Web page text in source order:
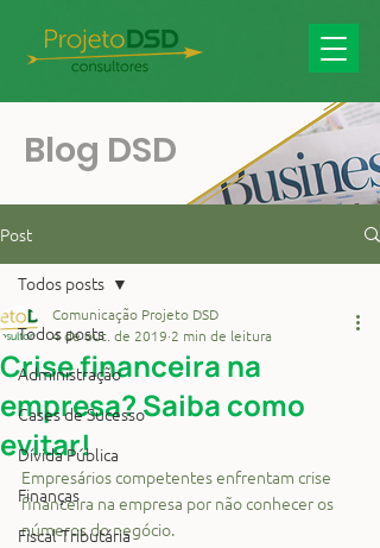
Blog DSD
Post
Todos posts
Administração
Cases de Sucesso
Dívida Pública
Finanças
Fiscal Tributária
Todos posts
Crise financeira na
empresa? Saiba como
evitar!
Comunicação Projeto DSD
4 de out. de 2019 2 min de leitura
Empresários competentes enfrentam crise
financeira na empresa por não conhecer os
números do negócio.